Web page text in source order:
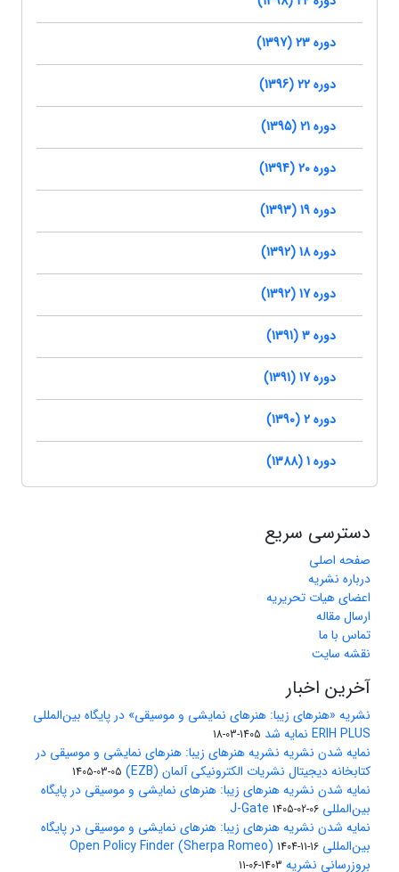
دوره 23 (1397)
دوره 22 (1396)
دوره 21 (1395)
دوره 20 (1394)
دوره 19 (1393)
دوره 18 (1392)
دوره 17 (1392)
دوره 3 (1391)
دوره 17 (1391)
دوره 2 (1390)
دوره 1 (1388)
دسترسی سریع
صفحه اصلی
درباره نشریه
اعضای هیات تحریریه
ارسال مقاله
تماس با ما
نقشه سایت
آخرین اخبار
نشریه «هنرهای زیبا: هنرهای نمایشی و موسیقی» در پایگاه بین‌المللی
ERIH PLUS نمایه شد
1405-03-18
نمایه شدن نشریه نشریه هنرهای زیبا: هنرهای نمایشی و موسیقی در
کتابخانه دیجیتال نشریات الکترونیکی آلمان (EZB)
1405-03-05
نمایه شدن نشریه هنرهای زیبا: هنرهای نمایشی و موسیقی در پایگاه
بین‌المللی J-Gate 1405-02-06
نمایه شدن نشریه هنرهای زیبا: هنرهای نمایشی و موسیقی در پایگاه
بین‌المللی Open Policy Finder (Sherpa Romeo) 1404-11-16
بروزرسانی نشریه 1403-06-11